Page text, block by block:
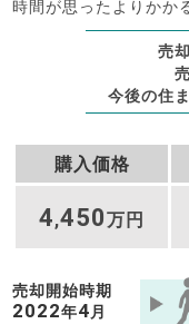
時間が思ったよりかか
売
今後の住
購入価格
4,450万円
売却開始時期
2022年4月